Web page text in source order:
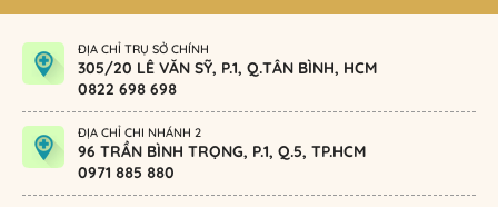
ĐỊA CHỈ TRỤ SỞ CHÍNH
305/20 LÊ VĂN SỸ, P.1, Q.TÂN BÌNH, HCM
0822 698 698
ĐỊA CHỈ CHI NHÁNH 2
96 TRẦN BÌNH TRỌNG, P.1, Q.5, TP.HCM
0971 885 880